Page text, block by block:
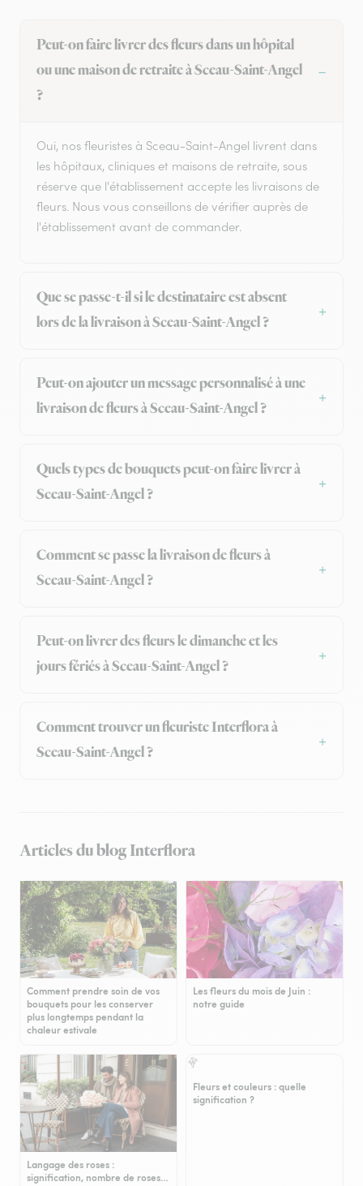
Peut-on faire livrer des fleurs dans un hôpital
ou une maison de retraite à Sceau-Saint-Angel
?
Oui, nos fleuristes à Sceau-Saint-Angel livrent dans
les hôpitaux, cliniques et maisons de retraite, sous
réserve que l'établissement accepte les livraisons de
fleurs. Nous vous conseillons de vérifier auprès de
l'établissement avant de commander.
Que se passe-t-il si le destinataire est absent
lors de la livraison à Sceau-Saint-Angel ?
Peut-on ajouter un message personnalisé à une
livraison de fleurs à Sceau-Saint-Angel ?
Quels types de bouquets peut-on faire livrer à
Sceau-Saint-Angel ?
Comment se passe la livraison de fleurs à
Sceau-Saint-Angel ?
Peut-on livrer des fleurs le dimanche et les
jours fériés à Sceau-Saint-Angel ?
Comment trouver un fleuriste Interflora à
Sceau-Saint-Angel ?
Articles du blog Interflora
Comment prendre soin de vos
bouquets pour les conserver
plus longtemps pendant la
chaleur estivale
Les fleurs du mois de Juin :
notre guide
Langage des roses :
signification, nombre de roses…
Fleurs et couleurs : quelle
signification ?